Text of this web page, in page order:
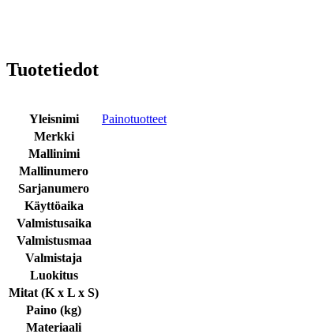
Tuotetiedot
Yleisnimi
Painotuotteet
Merkki
Mallinimi
Mallinumero
Sarjanumero
Käyttöaika
Valmistusaika
Valmistusmaa
Valmistaja
Luokitus
Mitat (K x L x S)
Paino (kg)
Materiaali